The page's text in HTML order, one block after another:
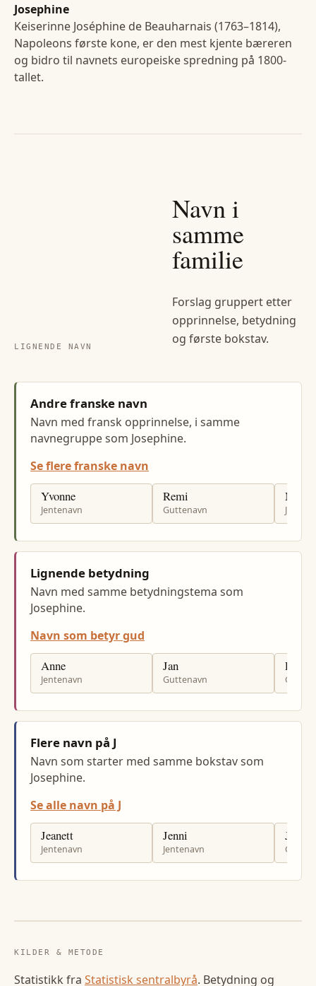
Josephine
Keiserinne Joséphine de Beauharnais (1763–1814),
Napoleons første kone, er den mest kjente bæreren
og bidro til navnets europeiske spredning på 1800-
tallet.
LIGNENDE NAVN
Navn i
samme
familie
Forslag gruppert etter
opprinnelse, betydning
og første bokstav.
Andre franske navn
Navn med fransk opprinnelse, i samme
navnegruppe som Josephine.
Se flere franske navn
Yvonne
Jentenavn
Remi
Guttenavn
Lignende betydning
Navn med samme betydningstema som
Josephine.
Navn som betyr gud
Anne
Jentenavn
Jan
Guttenavn
Per
Flere navn på J
Navn som starter med samme bokstav som
Josephine.
Se alle navn på J
Jeanett
Jentenavn
Jenni
Jentenavn
Jamie
KILDER & METODE
Statistikk fra Statistisk sentralbyrå. Betydning og